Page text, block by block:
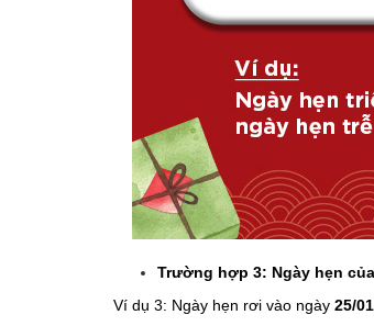
Trường hợp 3: Ngày hẹn
Ví dụ 3: Ngày hẹn rơi vào ngày25/